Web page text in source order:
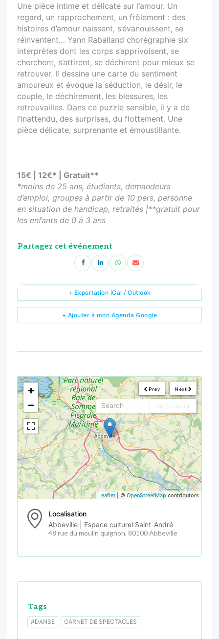
Une pièce intime et délicate sur l’amour. Un
regard, un rapprochement, un frôlement : des
histoires d’amour naissent, s’évanouissent, se
réinventent… Yann Raballand chorégraphie six
interprètes dont les corps s’apprivoisent, se
cherchent, s’attirent, se déchirent pour mieux se
retrouver. Il dessine une carte du sentiment
amoureux et évoque la séduction, le désir, le
couple, le déchirement, les blessures, les
retrouvailles. Dans ce puzzle sensible, il y a de
l’inattendu, des surprises, du flottement. Une
pièce délicate, surprenante et émoustillante.
15€ | 12€* | Gratuit**
*moins de 25 ans, étudiants, demandeurs
d’emploi, groupes à partir de 10 pers, personne
en situation de handicap, retraités |**gratuit pour
les enfants de 0 à 3 ans
Partagez cet événement
+ Ajouter à mon Agenda Google
+ Exportation iCal / Outlook
Next
Prev
My Position
<!---->
+
−
Leaflet | © OpenStreetMap contributors
Localisation
Abbeville | Espace culturel Saint-André
48 rue du moulin quignon, 80100 Abbeville
Tags
#DANSE CARNET DE SPECTACLES